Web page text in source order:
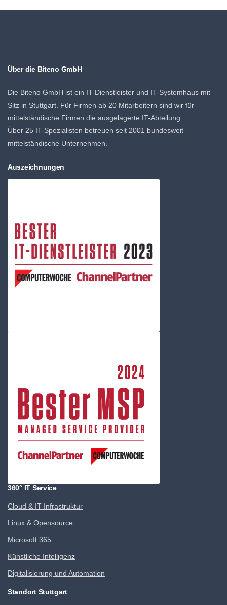
Über die Biteno GmbH
Die Biteno GmbH ist ein IT-Dienstleister und IT-Systemhaus mit
Sitz in Stuttgart. Für Firmen ab 20 Mitarbeitern sind wir für
mittelständische Firmen die ausgelagerte IT-Abteilung.
Über 25 IT-Spezialisten betreuen seit 2001 bundesweit
mittelständische Unternehmen.
Auszeichnungen
360° IT Service
Cloud & IT-Infrastruktur
Linux & Opensource
Microsoft 365
Künstliche Intelligenz
Digitalisierung und Automation
Standort Stuttgart